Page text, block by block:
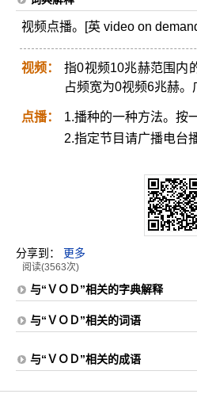
视频点播。[英 video on
视频：
指0视频10兆赫范围内
占频宽为0视频6兆赫
点播：
1.播种的一种方法。按
2.指定节目请广播电台
分享到： 更多
阅读(3563次)
与“ＶＯＤ”相关的字典解释
与“ＶＯＤ”相关的词语
与“ＶＯＤ”相关的成语